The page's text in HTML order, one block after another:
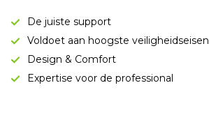
De juiste support
Voldoet aan hoogste veiligheidseisen
Design & Comfort
Expertise voor de professional